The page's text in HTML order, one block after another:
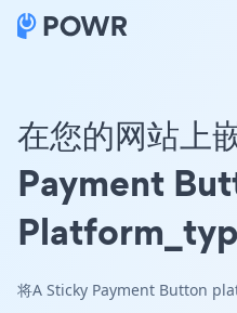
在您的网站上
Payment
将A Sticky Payment Button